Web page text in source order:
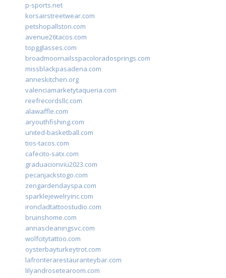
p-sports.net
korsairstreetwear.com
petshopallston.com
avenue26tacos.com
topgglasses.com
broadmoornailsspacoloradosprings.com
missblackpasadena.com
anneskitchen.org
valenciamarketytaqueria.com
reefrecordsllc.com
alawaffle.com
aryouthfishing.com
united-basketball.com
tios-tacos.com
cafecito-satx.com
graduacionviu2023.com
pecanjackstogo.com
zengardendayspa.com
sparklejewelryinc.com
ironcladtattoostudio.com
bruinshome.com
annascleaningsvc.com
wolfcitytattoo.com
oysterbayturkeytrot.com
lafronterarestauranteybar.com
lilyandrosetearoom.com